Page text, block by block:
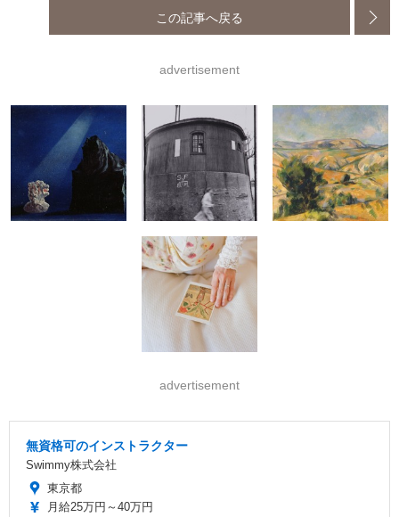
この記事へ戻る
advertisement
advertisement
無資格可のインストラクター
Swimmy株式会社
東京都
月給25万円～40万円